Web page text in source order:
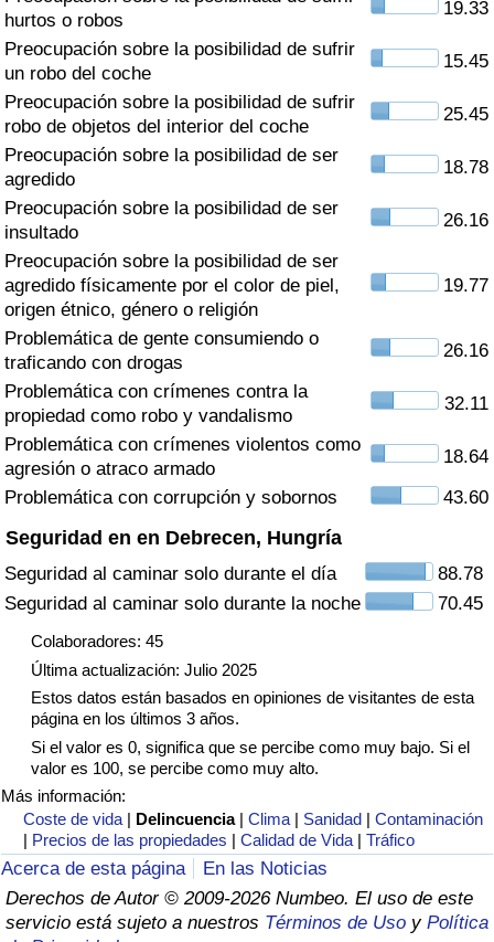
hurtos o robos
19.33
Preocupación sobre la posibilidad de sufrir
un robo del coche
15.45
Preocupación sobre la posibilidad de sufrir
robo de objetos del interior del coche
25.45
Preocupación sobre la posibilidad de ser
agredido
18.78
Preocupación sobre la posibilidad de ser
insultado
26.16
Preocupación sobre la posibilidad de ser
agredido físicamente por el color de piel,
origen étnico, género o religión
19.77
Problemática de gente consumiendo o
traficando con drogas
26.16
Problemática con crímenes contra la
propiedad como robo y vandalismo
32.11
Problemática con crímenes violentos como
agresión o atraco armado
18.64
Problemática con corrupción y sobornos
43.60
Seguridad en en Debrecen, Hungría
Seguridad al caminar solo durante el día
88.78
Seguridad al caminar solo durante la noche
70.45
Colaboradores: 45
Última actualización: Julio 2025
Estos datos están basados en opiniones de visitantes de esta
página en los últimos 3 años.
Si el valor es 0, significa que se percibe como muy bajo. Si el
valor es 100, se percibe como muy alto.
Más información:
Coste de vida | Delincuencia |Clima | Sanidad |Contaminación
| Precios de las propiedades |Calidad de Vida |Tráfico
Acerca de esta página
En las Noticias
Derechos de Autor © 2009-2026 Numbeo. El uso de este
servicio está sujeto a nuestros Términos de Uso y Política
Sanidad
Índice de Sanidad (Actual)
Índice de Sanidad
Índice de Sanidad por País
Contaminación
Índice de Contaminación (Actual)
Índice de contaminación
Índice de Contaminación por País
Tráfico
Índice de Tráfico
Índice de Tráfico (Actual)
Índice de Tráfico por País